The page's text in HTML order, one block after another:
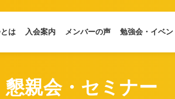
は 入会案内 メンバーの声 勉強会・イベン
懇親会・セミナー